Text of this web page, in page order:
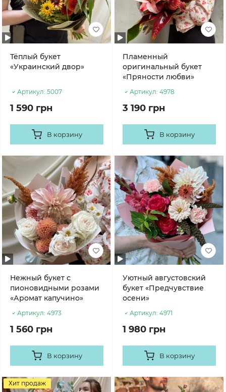
Тёплый букет
«Украинский двор»
Артикул: 5007
1 590 грн
В корзину
Пламенный
оригинальный букет
«Пряности любви»
Артикул: 4978
3 190 грн
В корзину
Нежный букет с
пионовидными розами
«Аромат капучино»
Артикул: 4973
1 560 грн
В корзину
Уютный августовский
букет «Предчувствие
осени»
Артикул: 4971
1 980 грн
В корзину
Хит продаж